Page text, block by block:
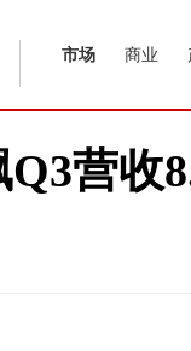
市场 商业
营收